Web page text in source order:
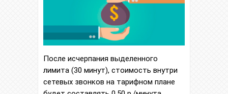
После исчерпания выделенного
лимита (30 минут), стоимость внутри
сетевых звонков на тарифном плане